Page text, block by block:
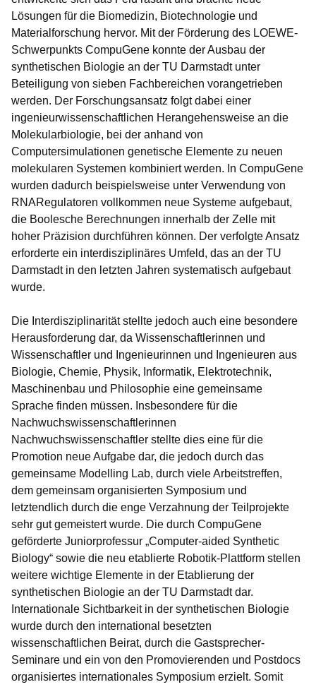
Lösungen für die Biomedizin, Biotechnologie und
Materialforschung hervor. Mit der Förderung des LOEWE-
Schwerpunkts CompuGene konnte der Ausbau der
synthetischen Biologie an der TU Darmstadt unter
Beteiligung von sieben Fachbereichen vorangetrieben
werden. Der Forschungsansatz folgt dabei einer
ingenieurwissenschaftlichen Herangehensweise an die
Molekularbiologie, bei der anhand von
Computersimulationen genetische Elemente zu neuen
molekularen Systemen kombiniert werden. In CompuGene
wurden dadurch beispielsweise unter Verwendung von
RNARegulatoren vollkommen neue Systeme aufgebaut,
die Boolesche Berechnungen innerhalb der Zelle mit
hoher Präzision durchführen können. Der verfolgte Ansatz
erforderte ein interdisziplinäres Umfeld, das an der TU
Darmstadt in den letzten Jahren systematisch aufgebaut
wurde.
Die Interdisziplinarität stellte jedoch auch eine besondere
Herausforderung dar, da Wissenschaftlerinnen und
Wissenschaftler und Ingenieurinnen und Ingenieuren aus
Biologie, Chemie, Physik, Informatik, Elektrotechnik,
Maschinenbau und Philosophie eine gemeinsame
Sprache finden müssen. Insbesondere für die
Nachwuchswissenschaftlerinnen
Nachwuchswissenschaftler stellte dies eine für die
Promotion neue Aufgabe dar, die jedoch durch das
gemeinsame Modelling Lab, durch viele Arbeitstreffen,
dem gemeinsam organisierten Symposium und
letztendlich durch die enge Verzahnung der Teilprojekte
sehr gut gemeistert wurde. Die durch CompuGene
geförderte Juniorprofessur „Computer-aided Synthetic
Biology“ sowie die neu etablierte Robotik-Plattform stellen
weitere wichtige Elemente in der Etablierung der
synthetischen Biologie an der TU Darmstadt dar.
Internationale Sichtbarkeit in der synthetischen Biologie
wurde durch den international besetzten
wissenschaftlichen Beirat, durch die Gastsprecher-
Seminare und ein von den Promovierenden und Postdocs
organisiertes internationales Symposium erzielt. Somit